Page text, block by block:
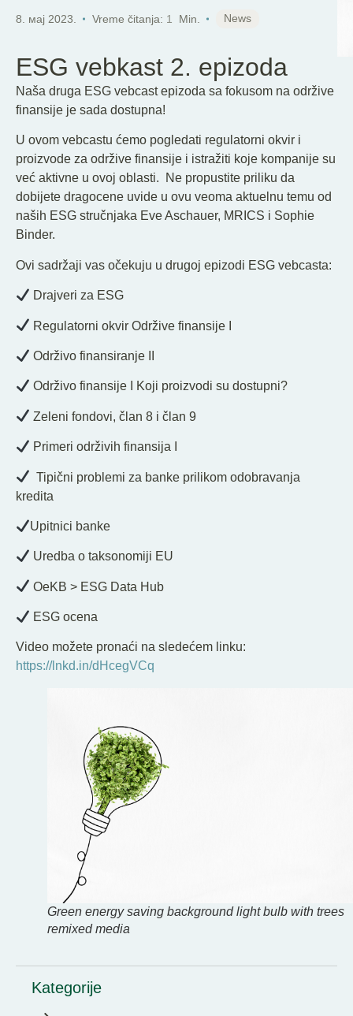
8. мај 2023. Vreme čitanja: 1 Min. News
ESG vebkast 2. epizoda
Naša druga ESG vebcast epizoda sa fokusom na održive
finansije je sada dostupna!
U ovom vebcastu ćemo pogledati regulatorni okvir i
proizvode za održive finansije i istražiti koje kompanije su
već aktivne u ovoj oblasti. Ne propustite priliku da
dobijete dragocene uvide u ovu veoma aktuelnu temu od
naših ESG stručnjaka Eve Aschauer, MRICS i Sophie
Binder.
Ovi sadržaji vas očekuju u drugoj epizodi ESG vebcasta:
Drajveri za ESG
Regulatorni okvir Održive finansije I
Održivo finansiranje II
Održivo finansije I Koji proizvodi su dostupni?
Zeleni fondovi, član 8 i član 9
Primeri održivih finansija I
Tipični problemi za banke prilikom odobravanja
kredita
Upitnici banke
Uredba o taksonomiji EU
OeKB > ESG Data Hub
ESG ocena
Video možete pronaći na sledećem linku:
https://lnkd.in/dHcegVCq
Green energy saving background light bulb with trees
remixed media
Kategorije